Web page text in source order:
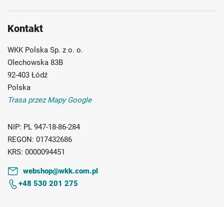
Kontakt
WKK Polska Sp. z o. o.
Olechowska 83B
92-403 Łódź
Polska
Trasa przez Mapy Google
NIP: PL 947-18-86-284
REGON: 017432686
KRS: 0000094451
webshop@wkk.com.pl
+48 530 201 275